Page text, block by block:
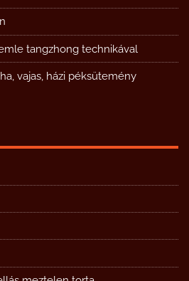
tangzhong technikával
vajas, házi péksütemény